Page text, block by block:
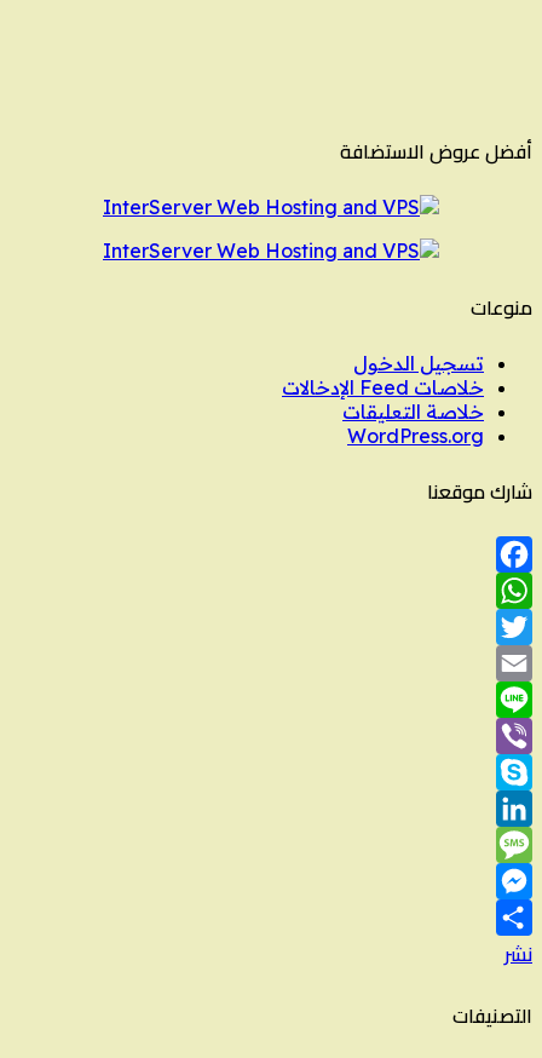
أفضل عروض الاستضافة
منوعات
تسجيل الدخول
خلاصات Feed الإدخالات
خلاصة التعليقات
WordPress.org
شارك موقعنا
Facebook
WhatsApp
Twitter
Email
Line
Viber
Skype
LinkedIn
Message
Messenger
نشر
التصنيفات